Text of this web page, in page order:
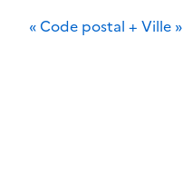
« Code postal + Ville »